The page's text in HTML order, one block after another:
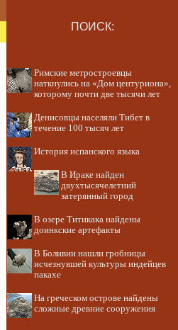
ПОИСК:
Римские метростроевцы
наткнулись на «Дом центуриона»,
которому почти две тысячи лет
Денисовцы населяли Тибет в
течение 100 тысяч лет
История испанского языка
В Ираке найден
двухтысячелетний
затерянный город
В озере Титикака найдены
доинкские артефакты
В Боливии нашли гробницы
исчезнувшей культуры индейцев
пакахе
На греческом острове найдены
сложные древние сооружения